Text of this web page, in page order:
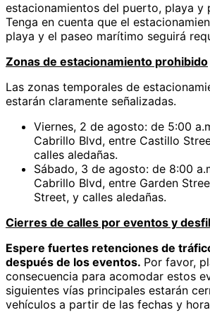
estacionamientos del puerto, playa y
Tenga en cuenta que el
playa y el paseo marítimo seguirá
Zonas de estacionamiento prohibido
Las zonas temporales de
estarán claramente señalizadas.
Viernes, 2 de agosto: de 5:00
Cabrillo Blvd, entre Castillo
calles aledañas.
Sábado, 3 de agosto: de 8:00
Cabrillo Blvd, entre Garden
Street, y calles aledañas.
Cierres de calles por eventos y
Espere fuertes retenciones de
después de los eventos. Por favor,
consecuencia para acomodar estos
siguientes vías principales estarán
vehículos a partir de las fechas y